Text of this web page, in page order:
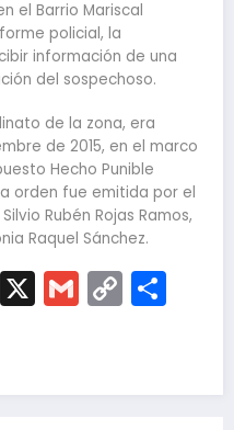
el Barrio Mariscal
policial, la
información de una
del sospechoso.
de la zona, era
de 2015, en el marco
Hecho Punible
orden fue emitida por el
Rubén Rojas Ramos,
Raquel Sánchez.
Twitter
X Gmail
Copy
Link